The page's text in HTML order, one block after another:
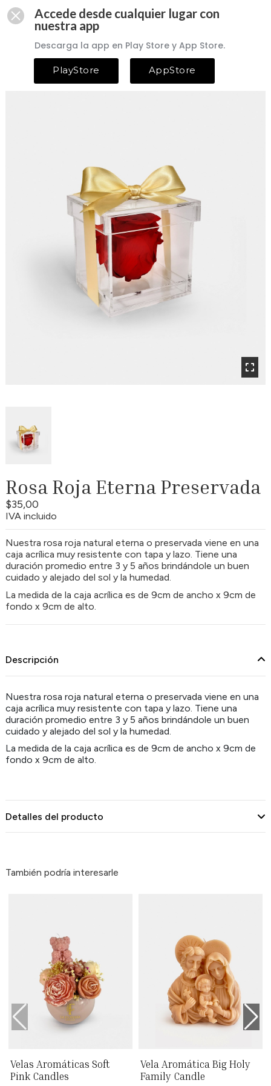
Rosa Roja Eterna Preservada
$35,00
IVA incluido
Nuestra rosa roja natural eterna o preservada viene en una
caja acrílica muy resistente con tapa y lazo. Tiene una
duración promedio entre 3 y 5 años brindándole un buen
cuidado y alejado del sol y la humedad.
La medida de la caja acrílica es de 9cm de ancho x 9cm de
fondo x 9cm de alto.
Descripción
Nuestra rosa roja natural eterna o preservada viene en una
caja acrílica muy resistente con tapa y lazo. Tiene una
duración promedio entre 3 y 5 años brindándole un buen
cuidado y alejado del sol y la humedad.
La medida de la caja acrílica es de 9cm de ancho x 9cm de
fondo x 9cm de alto.
Detalles del producto
También podría interesarle
Velas Aromáticas Soft
Pink Candles
Vela Aromática Big Holy
Family Candle
Accede desde cualquier lugar con
nuestra app
Descarga la app en Play Store y App Store.
PlayStore AppStore